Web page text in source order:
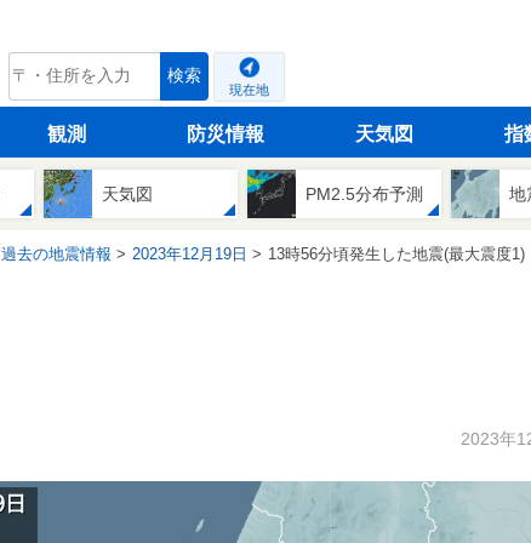
tenki.jp 検索
現在地
観測 防災情報 天気図 指
天気図 PM2.5分布予測 地
過去の地震情報 2023年12月19日 13時56分頃発生した地震(最大震度1)
2023年